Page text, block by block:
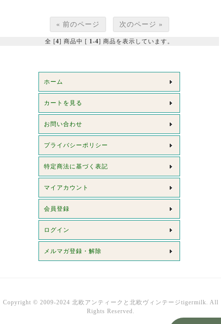
« 前のページ 次のページ »
全 [4] 商品中 [ 1-4] 商品を表示しています。
ホーム
カートを見る
お問い合わせ
プライバシーポリシー
特定商法に基づく表記
マイアカウント
会員登録
ログイン
メルマガ登録・解除
Copyright © 2009-2024 北欧アンティークと北欧ヴィンテージtigermilk. All
Rights Reserved.